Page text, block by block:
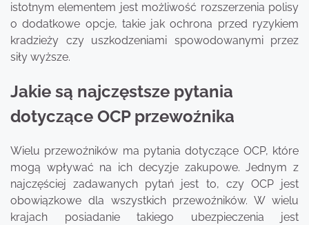
istotnym elementem jest możliwość rozszerzenia polisy
o dodatkowe opcje, takie jak ochrona przed ryzykiem
kradzieży czy uszkodzeniami spowodowanymi przez
siły wyższe.
Jakie są najczęstsze pytania
dotyczące OCP przewoźnika
Wielu przewoźników ma pytania dotyczące OCP, które
mogą wpływać na ich decyzje zakupowe. Jednym z
najczęściej zadawanych pytań jest to, czy OCP jest
obowiązkowe dla wszystkich przewoźników. W wielu
krajach posiadanie takiego ubezpieczenia jest